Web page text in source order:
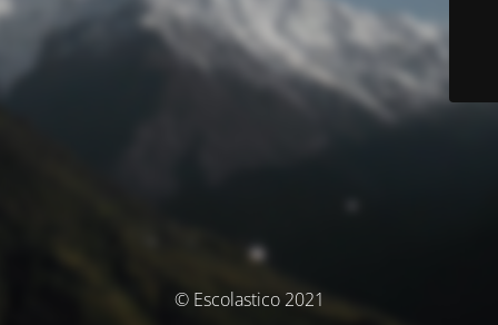
© Escolastico 2021